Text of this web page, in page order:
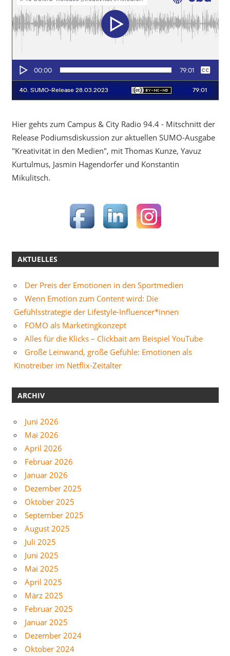
Hier gehts zum Campus & City Radio 94.4 - Mitschnitt der
Release Podiumsdiskussion zur aktuellen SUMO-Ausgabe
"Kreativität in den Medien", mit Thomas Kunze, Yavuz
Kurtulmus, Jasmin Hagendorfer und Konstantin
Mikulitsch.
AKTUELLES
Der Preis der Emotionen in den Sportmedien
Wenn Emotion zum Content wird: Die
Gefühlsstrategie der Lifestyle-Influencer*innen
FOMO als Marketingkonzept
Alles für die Klicks – Clickbait am Beispiel YouTube
Große Leinwand, große Gefühle: Emotionen als
Kinotreiber im Netflix-Zeitalter
ARCHIV
Juni 2026
Mai 2026
April 2026
Februar 2026
Januar 2026
Dezember 2025
Oktober 2025
September 2025
August 2025
Juli 2025
Juni 2025
Mai 2025
April 2025
März 2025
Februar 2025
Januar 2025
Dezember 2024
Oktober 2024